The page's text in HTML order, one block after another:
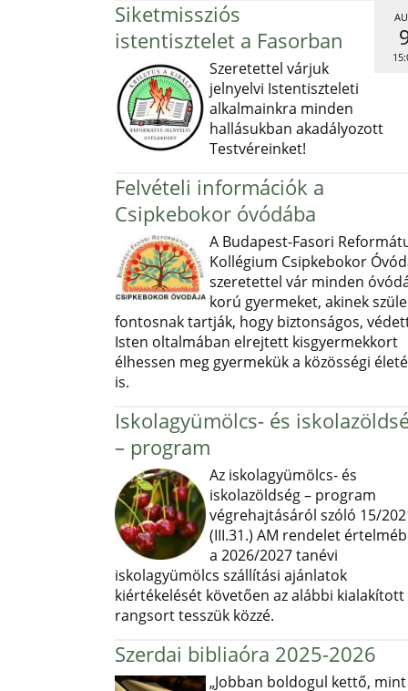
Siketmissziós
istentisztelet a Fasorban
Szeretettel várjuk
jelnyelvi Istentiszteleti
alkalmainkra minden
hallásukban akadályozott
Testvéreinket!
Felvételi információk a
Csipkebokor óvódába
A Budapest-Fasori
Kollégium Csipkebokor
szeretettel vár minden
korú gyermeket, akinek
fontosnak tartják, hogy biztonságos,
Isten oltalmában elrejtett kisgyermekkort
élhessen meg gyermekük a közösségi
is.
Iskolagyümölcs- és
– program
Az iskolagyümölcs- és
iskolazöldség – program
végrehajtásáról szóló 15/
(III.31.) AM rendelet
a 2026/2027 tanévi
iskolagyümölcs szállítási ajánlatok
kiértékelését követően az alábbi kialakított
rangsort tesszük közzé.
Szerdai bibliaóra 2025-2026
„Jobban boldogul kettő, mint